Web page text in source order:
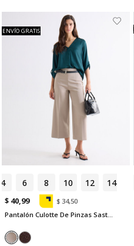
4 6 8 10 12 14
ENVÍO GRATIS
$ 40,99
$ 34,50
Pantalón Culotte De Pinzas Sastreras